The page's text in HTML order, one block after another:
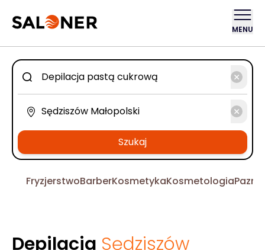
MENU
Szukaj
FryzjerstwoBarberKosmetykaKosmetologia
Depilacja Sędziszów